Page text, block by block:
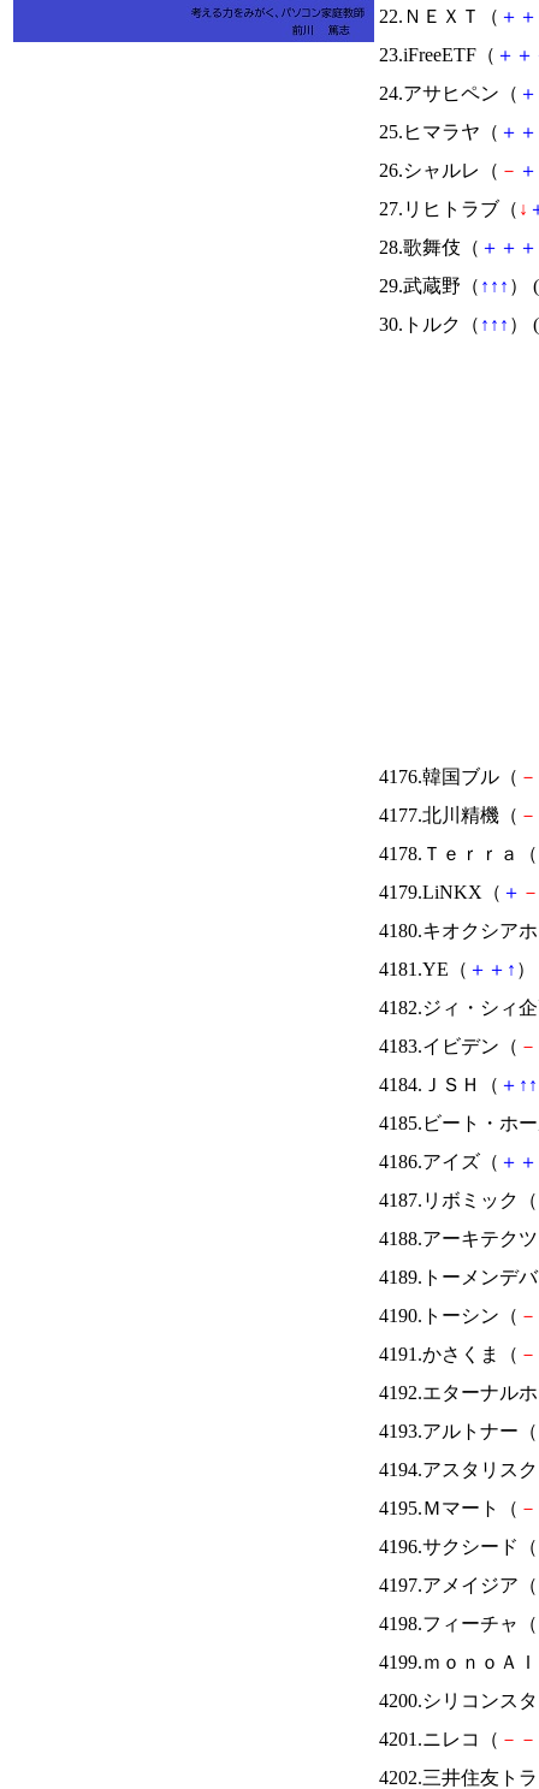
22.ＮＥＸＴ（ ＋ ＋
23.iFreeETF（ ＋ ＋
24.アサヒペン（ ＋
25.ヒマラヤ（ ＋ ＋
26.シャルレ（ － ＋
27.リヒトラブ（ ↓
28.歌舞伎（ ＋ ＋ ＋
29.武蔵野（ ↑ ↑ ↑ ） (
30.トルク（ ↑ ↑ ↑ ） (
4176.韓国ブル（ －
4177.北川精機（ －
4178.Ｔｅｒｒａ（
4179.LiNKX（ ＋ －
4180.キオクシア
4181.YE（ ＋ ＋ ↑ ）
4182.ジィ・シィ
4183.イビデン（ －
4184.ＪＳＨ（ ＋ ↑ ↑
4185.ビート・ホ
4186.アイズ（ ＋ ＋
4187.リボミック（
4188.アーキテク
4189.トーメンデ
4190.トーシン（ －
4191.かさくま（ －
4192.エターナル
4193.アルトナー（
4194.アスタリス
4195.Ｍマート（ －
4196.サクシード（
4197.アメイジア（
4198.フィーチャ（
4199.ｍｏｎｏＡ
4200.シリコンス
4201.ニレコ（ － －
4202.三井住友ト